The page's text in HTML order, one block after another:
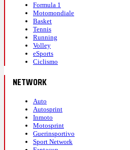
Formula 1
Motomondiale
Basket
Tennis
Running
Volley
eSports
Ciclismo
NETWORK
Auto
Autosprint
Inmoto
Motosprint
Guerinsportivo
Sport Network